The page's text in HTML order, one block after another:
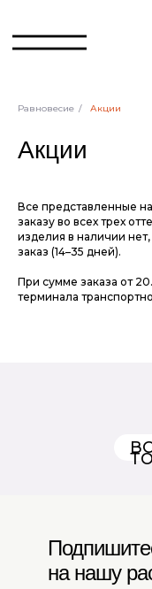
Равновесие / Акции
Акции
Все представленные
заказу во всех трех
изделия в наличии
заказ (14–35 дней).
При сумме заказа от
терминала
на нашу